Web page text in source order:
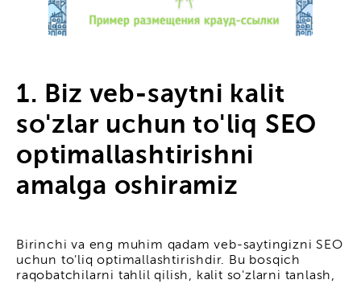
1. Biz veb-saytni kalit
so'zlar uchun to'liq SEO
optimallashtirishni
amalga oshiramiz
Birinchi va eng muhim qadam veb-saytingizni SEO
uchun to'liq optimallashtirishdir. Bu bosqich
raqobatchilarni tahlil qilish, kalit so'zlarni tanlash,